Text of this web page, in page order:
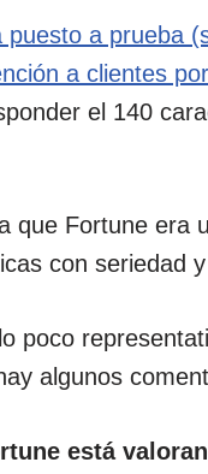
puesto a prueba
a clientes
el 140
que Fortune era
con seriedad
poco
algunos
está